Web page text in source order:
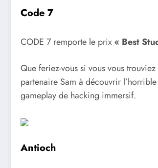
Code 7
CODE 7 remporte le prix« Best
Que feriez-vous si vous vous
partenaire Sam à découvrir
gameplay de hacking immersif.
Antioch